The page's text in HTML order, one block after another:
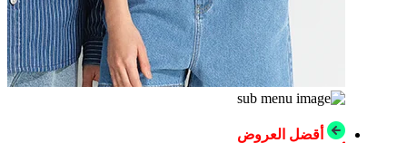
أقضل العروض